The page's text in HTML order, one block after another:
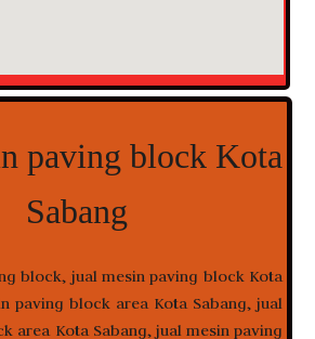
paving block Kota
Sabang